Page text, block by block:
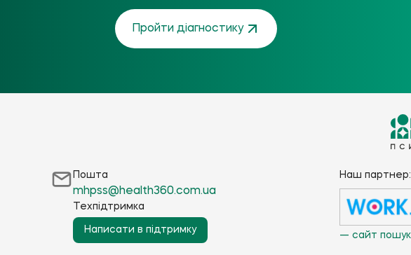
Пройти діагностику
Пошта
mhpss@health360.com.ua
Техпідтримка
Написати в підтримку
Наш партнер:
— сайт